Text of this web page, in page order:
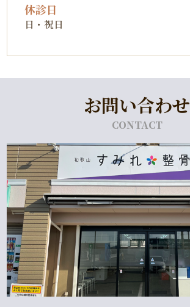
休診日
日・祝日
お問い合わせ
CONTACT